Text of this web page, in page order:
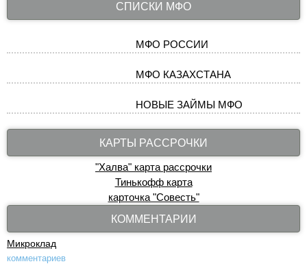
СПИСКИ МФО
МФО РОССИИ
МФО КАЗАХСТАНА
НОВЫЕ ЗАЙМЫ МФО
КАРТЫ РАССРОЧКИ
"Халва" карта рассрочки
Тинькофф карта
карточка "Совесть"
КОММЕНТАРИИ
Микроклад
комментариев